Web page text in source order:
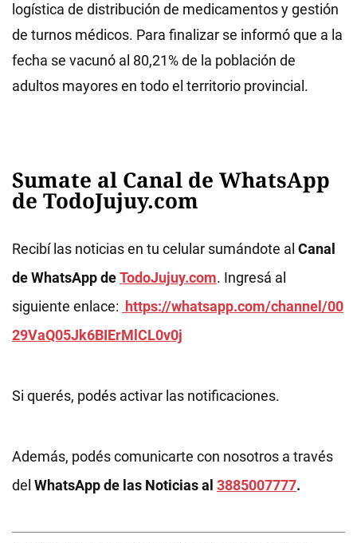
logística de distribución de medicamentos y gestión
de turnos médicos. Para finalizar se informó que a la
fecha se vacunó al 80,21% de la población de
adultos mayores en todo el territorio provincial.
Sumate al Canal de WhatsApp
de TodoJujuy.com
Recibí las noticias en tu celular sumándote al Canal
de WhatsApp deTodoJujuy.com. Ingresá al
siguiente enlace: https://whatsapp.com/channel/00
29VaQ05Jk6BIErMlCL0v0j
Si querés, podés activar las notificaciones.
Además, podés comunicarte con nosotros a través
del WhatsApp de las Noticias al 3885007777.